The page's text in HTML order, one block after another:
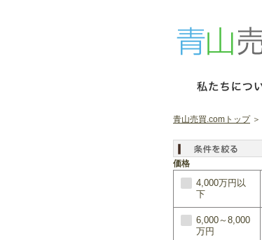
青山売買.comトップ＞
価格
4,000万円以
下
6,000～8,000
万円